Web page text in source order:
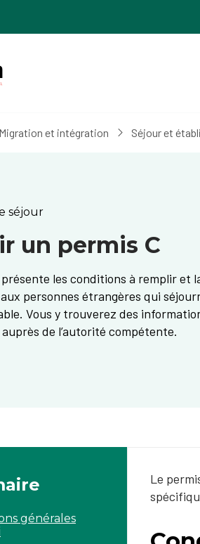
Migration et intégration Séjour et
séjour
un permis C
les conditions à remplir et
aux personnes étrangères qui
Vous y trouverez des
de l’autorité compétente.
générales
Le